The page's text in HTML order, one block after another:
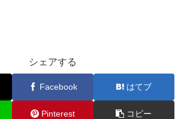
シェアする
Facebook はてブ
Pinterest コピー